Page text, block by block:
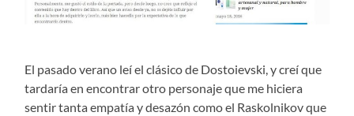
El pasado verano leí el clásico de Dostoievski, y creí que
tardaría en encontrar otro personaje que me hiciera
sentir tanta empatía y desazón como el Raskolnikov que